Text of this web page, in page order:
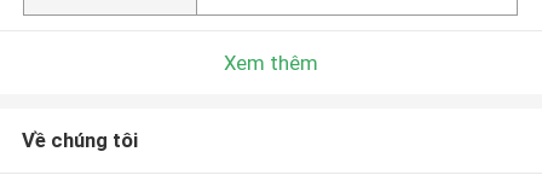
Xem thêm
Về chúng tôi